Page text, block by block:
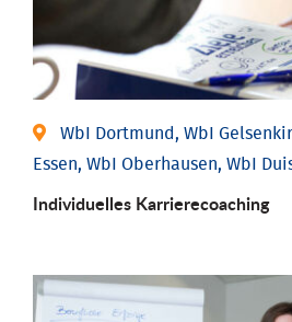
WbI Dortmund, WbI
Essen, WbI Oberhausen, WbI
Individu­elles Karrierecoaching